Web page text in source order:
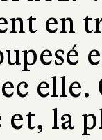
en
la